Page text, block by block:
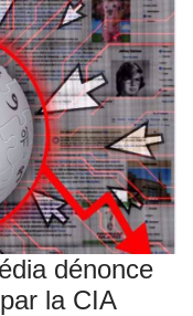
dénonce
la CIA